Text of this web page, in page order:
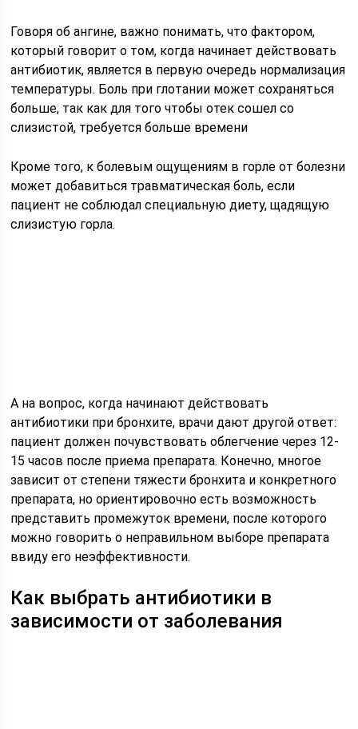
Говоря об ангине, важно понимать, что фактором,
который говорит о том, когда начинает действовать
антибиотик, является в первую очередь нормализация
температуры. Боль при глотании может сохраняться
больше, так как для того чтобы отек сошел со
слизистой, требуется больше времени
Кроме того, к болевым ощущениям в горле от болезни
может добавиться травматическая боль, если
пациент не соблюдал специальную диету, щадящую
слизистую горла.
А на вопрос, когда начинают действовать
антибиотики при бронхите, врачи дают другой ответ:
пациент должен почувствовать облегчение через 12-
15 часов после приема препарата. Конечно, многое
зависит от степени тяжести бронхита и конкретного
препарата, но ориентировочно есть возможность
представить промежуток времени, после которого
можно говорить о неправильном выборе препарата
ввиду его неэффективности.
Как выбрать антибиотики в
зависимости от заболевания